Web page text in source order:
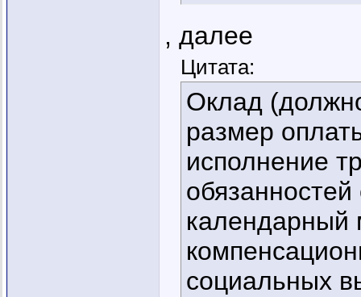
, далее
Цитата:
Оклад
размер
исполнение
календарный
социальных